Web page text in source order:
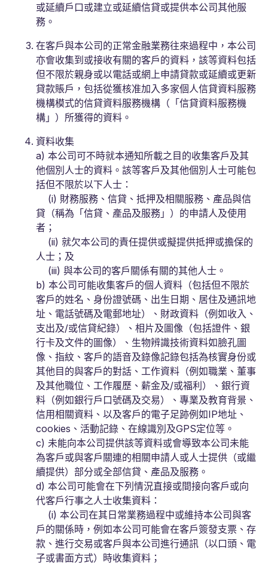
或延續戶口或建立或延續信貸或提供本公司其他服
務。
在客戶與本公司的正常金融業務往來過程中，本公司
亦會收集到或接收有關的客戶的資料，該等資料包括
但不限於親身或以電話或網上申請貸款或延續或更新
貸款賬戶，包括從獲核准加入多家個人信貸資料服務
機構模式的信貸資料服務機構（「信貸資料服務機
構」）所獲得的資料。
資料收集
a) 本公司可不時就本通知所載之目的收集客戶及其
他個別人士的資料。該等客戶及其他個別人士可能包
括但不限於以下人士：
(i) 財務服務、信貸、抵押及相關服務、產品與信
貸（稱為「信貸、產品及服務」）的申請人及使用
者；
(ii) 就欠本公司的責任提供或擬提供抵押或擔保的
人士；及
(iii) 與本公司的客戶關係有關的其他人士。
b) 本公司可能收集客戶的個人資料（包括但不限於
客戶的姓名、身份證號碼、出生日期、居住及通訊地
址、電話號碼及電郵地址）、財政資料（例如收入、
支出及/或信貸紀錄）、相片及圖像（包括證件、銀
行卡及文件的圖像）、生物辨識技術資料如臉孔圖
像、指紋、客戶的語音及錄像記錄包括為核實身份或
其他目的與客戶的對話、工作資料（例如職業、董事
及其他職位、工作履歷、薪金及/或福利）、銀行資
料（例如銀行戶口號碼及交易）、專業及教育背景、
信用相關資料、以及客戶的電子足跡例如IP地址、
cookies、活動記錄、在線識別及GPS定位等。
c) 未能向本公司提供該等資料或會導致本公司未能
為客戶或與客戶關連的相關申請人或人士提供（或繼
續提供）部分或全部信貸、產品及服務。
d) 本公司可能會在下列情況直接或間接向客戶或向
代客戶行事之人士收集資料：
(i) 本公司在其日常業務過程中或維持本公司與客
戶的關係時，例如本公司可能會在客戶簽發支票、存
款、進行交易或客戶與本公司進行通訊（以口頭、電
子或書面方式）時收集資料；